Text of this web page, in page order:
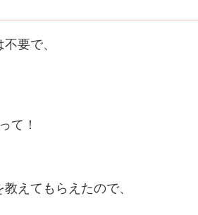
要で、
て！
えてもらえたので、